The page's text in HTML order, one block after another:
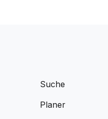
Suche
Planer